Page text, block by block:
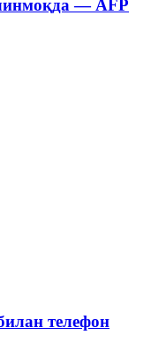
— AFP
телефон